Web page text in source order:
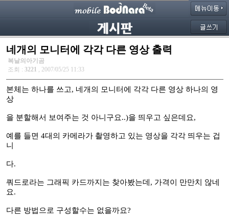
네개의 모니터에 각각 다른 영상 출력
복날의아기곰
조회 : 3221 , 2007/05/25 11:33
본체는 하나를 쓰고, 네개의 모니터에 각각 다른 영상 하나의 영
상
을 분할해서 보여주는 것 아니구요..)을 띄우고 싶은데요,
예를 들면 4대의 카메라가 촬영하고 있는 영상을 각각 띄우는 겁
니
다.
쿼드로라는 그래픽 카드까지는 찾아봤는데, 가격이 만만치 않네
요.
다른 방법으로 구성할수는 없을까요?